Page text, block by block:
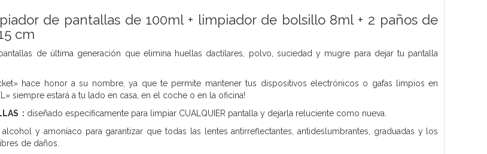
de pantallas de 100ml + limpiador de bolsillo 8ml + 2 paños de
cm
de última generación que elimina huellas dactilares, polvo, suciedad y mugre para dejar tu pantalla
hace honor a su nombre, ya que te permite mantener tus dispositivos electrónicos o gafas limpios en
siempre estará a tu lado en casa, en el coche o en la oficina!
: diseñado específicamente para limpiar CUALQUIER pantalla y dejarla reluciente como nueva.
y amoníaco para garantizar que todas las lentes antirreflectantes, antideslumbrantes, graduadas y los
de daños.